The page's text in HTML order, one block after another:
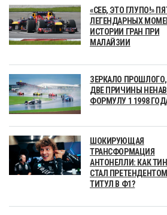
«СЕБ, ЭТО ГЛУПО!»
ЛЕГЕНДАРНЫХ
ИСТОРИИ ГРАН ПРИ
МАЛАЙЗИИ
ЗЕРКАЛО
ДВЕ ПРИЧИНЫ
ФОРМУЛУ 1 1998
ШОКИРУЮЩАЯ
ТРАНСФОРМАЦИЯ
АНТОНЕЛЛИ: КАК
СТАЛ
ТИТУЛ В Ф1?